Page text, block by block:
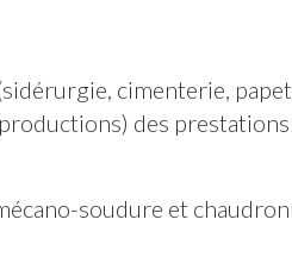
cimenterie,
des
soudure et